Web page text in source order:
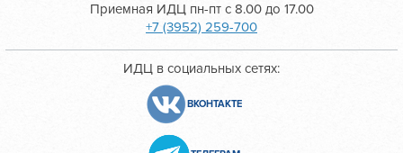
Приемная ИДЦ пн-пт с 8.00 до 17.00
+7 (3952) 259-700
ИДЦ в социальных сетях:
ВКОНТАКТЕ